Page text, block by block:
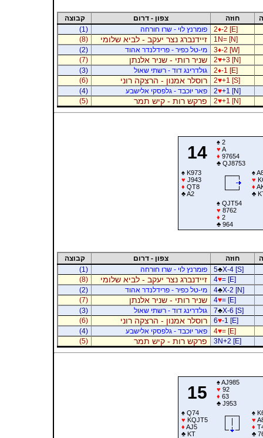
חוזה צפון - דרום
קבוצה
2♦-2 [E] פומרנץ לוי - שרו חורחה
(1)
1N= [N]
זיידנברג נצר יעקב - לביא שלומי
(8)
3♦-2 [W] מי-טל כפיר - פרידלנדר אהוד
(2)
2♥+3 [N] שניר רותי - שניר אלנתן
(7)
2♦-1 [E] גולדרינג דוד - רשתי שאול
(3)
2♥+1 [S] רוסלר אמנון - הרצקה רוני
(6)
2♥+1 [N] פאר יוכבד - גלפסקי אלישבע
(4)
2♥+1 [N] פרקש רות - קיש תמר (5)
14
♠2
♥ A
♦ 97654
♣QJ8753
♠K973
♥ J943
♦ QT8
♣A2
♠
♥
♦
♣
♠QJT54
♥ 8762
♦ 2
♣964
חוזה צפון - דרום
קבוצה
5♣X-4 [S] פומרנץ לוי - שרו חורחה
(1)
4♥= [E] זיידנברג נצר יעקב - לביא שלומי
(8)
4♣X-2 [N] מי-טל כפיר - פרידלנדר אהוד
(2)
4♥= [E] שניר רותי - שניר אלנתן
(7)
7♣X-6 [S] גולדרינג דוד - רשתי שאול
(3)
6♥-1 [E] רוסלר אמנון - הרצקה רוני
(6)
4♥= [E] פאר יוכבד - גלפסקי אלישבע
(4)
3N+2 [E]
פרקש רות - קיש תמר (5)
15
♠AJ985
♥ 92
♦ 63
♣J953
♠Q74
♥ KQJT5
♦ AJ5
♣KT
♠
♥
♦
♣